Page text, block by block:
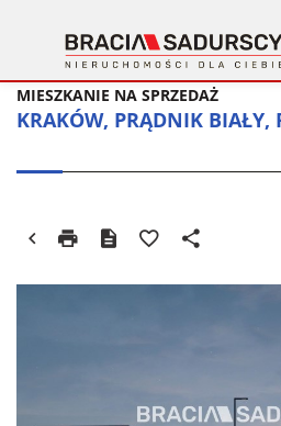
KRAKÓW, PRĄDNIK BIAŁY,
MIESZKANIE NA SPRZEDAŻ